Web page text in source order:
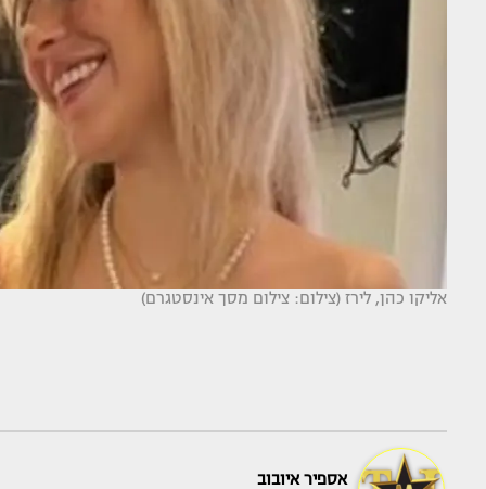
אליקו כהן, לירז (צילום: צילום מסך אינסטגרם)
אספיר איובוב